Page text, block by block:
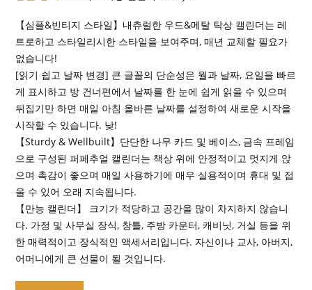
【심플&빈티지 스타일】내츄럴한 우드&메탈 탁상 캘린더는 레
트로하고 스타일리시한 스타일을 보여주며, 매년 교체할 필요가
없습니다!
[읽기 쉽고 날짜 변경] 큰 글꼴의 단순성은 월과 날짜, 요일을 빠르
게 표시하고 방 건너편에서 날짜를 한 눈에 쉽게 읽을 수 있으며
뒤집기만 하면 매일 아침 올바른 날짜를 설정하여 새로운 시작을
시작할 수 있습니다. 낮!
【Sturdy & Wellbuilt】단단한 나무 카드 및 베이스, 금속 프레임
으로 구성된 퍼페추얼 캘린더는 책상 위에 안정적이고 멋지게 앉
으며 촉감이 좋으며 매일 사용하기에 매우 실용적이며 휴대 및 접
을 수 있어 오래 지속됩니다.
【만능 캘린더】 크기가 적당하고 공간을 많이 차지하지 않습니
다. 가정 및 사무실 장식, 창틀, 주방 카운터, 캐비닛, 거실 등을 위
한 매력적이고 장식적인 액세서리입니다. 자신이나 교사, 아버지,
어머니에게 큰 선물이 될 것입니다.